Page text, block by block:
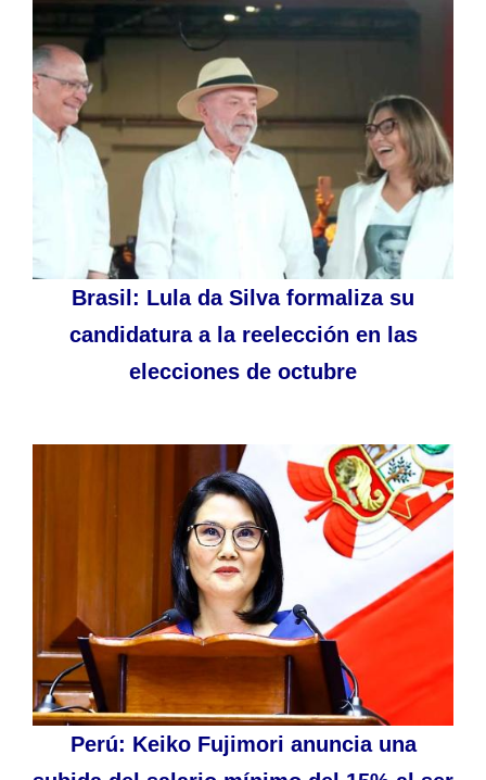
Brasil: Lula da Silva formaliza su
candidatura a la reelección en las
elecciones de octubre
Perú: Keiko Fujimori anuncia una